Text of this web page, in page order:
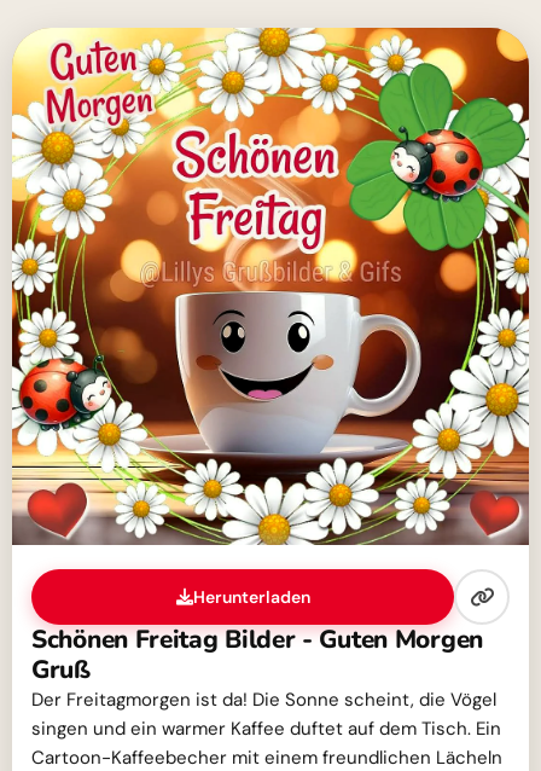
Herunterladen
Schönen Freitag Bilder - Guten Morgen
Gruß
Der Freitagmorgen ist da! Die Sonne scheint, die Vögel
singen und ein warmer Kaffee duftet auf dem Tisch. Ein
Cartoon-Kaffeebecher mit einem freundlichen Lächeln